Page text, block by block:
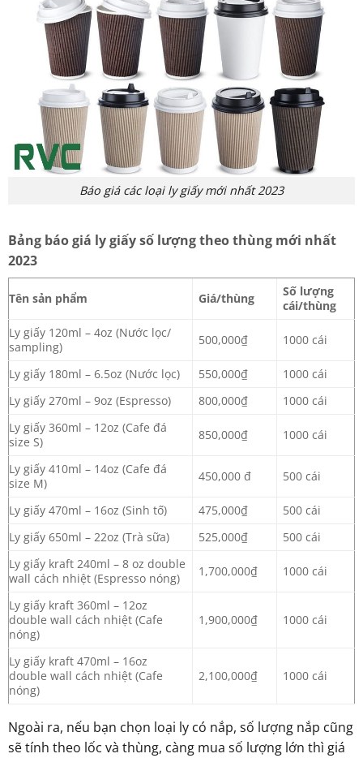
Báo giá các loại ly giấy mới nhất 2023
Bảng báo giá ly giấy số lượng theo thùng mới nhất
2023
Tên sản phẩm Giá/thùng
Số lượng
cái/thùng
Ly giấy 120ml – 4oz (Nước lọc/
sampling)
500,000₫ 1000 cái
Ly giấy 180ml – 6.5oz (Nước lọc) 550,000₫
1000 cái
Ly giấy 270ml – 9oz (Espresso)
800,000₫
1000 cái
Ly giấy 360ml – 12oz (Cafe đá
size S)
850,000₫ 1000 cái
Ly giấy 410ml – 14oz (Cafe đá
size M)
450,000 đ 500 cái
Ly giấy 470ml – 16oz (Sinh tố) 475,000₫
500 cái
Ly giấy 650ml – 22oz (Trà sữa)
525,000₫
500 cái
Ly giấy kraft 240ml – 8 oz double
wall cách nhiệt (Espresso nóng)
1,700,000₫ 1000 cái
Ly giấy kraft 360ml – 12oz
double wall cách nhiệt (Cafe
nóng)
1,900,000₫ 1000 cái
Ly giấy kraft 470ml – 16oz
double wall cách nhiệt (Cafe
nóng)
2,100,000₫ 1000 cái
Ngoài ra, nếu bạn chọn loại ly có nắp, số lượng nắp cũng
sẽ tính theo lốc và thùng, càng mua số lượng lớn thì giá